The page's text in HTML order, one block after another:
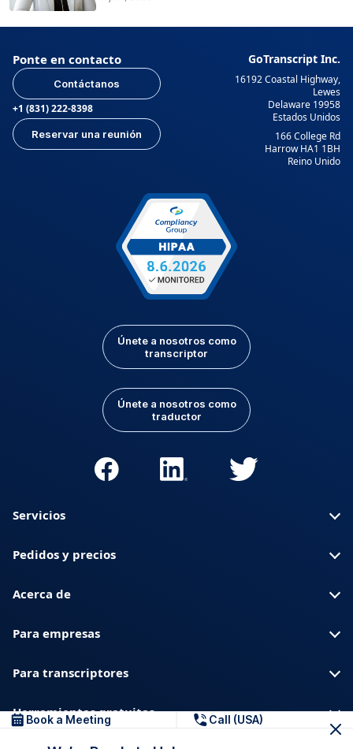
Ponte en contacto
Contáctanos
+1 (831) 222-8398
Reservar una reunión
GoTranscript Inc.
16192 Coastal Highway,
Lewes
Delaware 19958
Estados Unidos
166 College Rd
Harrow HA1 1BH
Reino Unido
Únete a nosotros como
transcriptor
Únete a nosotros como
traductor
Servicios
Pedidos y precios
Acerca de
Para empresas
Para transcriptores
Herramientas gratuitas
Book a Meeting Call (USA)